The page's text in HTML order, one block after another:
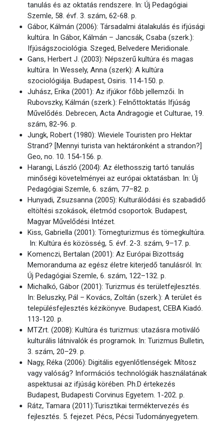
tanulás és az oktatás rendszere. In: Új Pedagógiai
Szemle, 58. évf. 3. szám, 62-68. p.
Gábor, Kálmán (2006): Társadalmi átalakulás és ifjúsági
kultúra. In Gábor, Kálmán – Jancsák, Csaba (szerk.):
Ifjúságszociológia. Szeged, Belvedere Meridionale.
Gans, Herbert J. (2003): Népszerű kultúra és magas
kultúra. In Wessely, Anna (szerk): A kultúra
szociológiája. Budapest, Osiris. 114-150. p.
Juhász, Erika (2001): Az ifjúkor főbb jellemzői. In
Rubovszky, Kálmán (szerk.): Felnőttoktatás Ifjúság
Művelődés. Debrecen, Acta Andragogie et Culturae, 19.
szám, 82-96. p.
Jungk, Robert (1980): Wieviele Touristen pro Hektar
Strand? [Mennyi turista van hektáronként a strandon?]
Geo, no. 10. 154-156. p.
Harangi, László (2004): Az élethosszig tartó tanulás
minőségi követelményei az európai oktatásban. In: Új
Pedagógiai Szemle, 6. szám, 77–82. p.
Hunyadi, Zsuzsanna (2005): Kulturálódási és szabadidő
eltöltési szokások, életmód csoportok. Budapest,
Magyar Művelődési Intézet.
Kiss, Gabriella (2001): Tömegturizmus és tömegkultúra.
In: Kultúra és közösség, 5. évf. 2-3. szám, 9–17. p.
Komenczi, Bertalan (2001): Az Európai Bizottság
Memoranduma az egész életre kiterjedő tanulásról. In:
Új Pedagógiai Szemle, 6. szám, 122–132. p.
Michalkó, Gábor (2001): Turizmus és területfejlesztés.
In: Beluszky, Pál – Kovács, Zoltán (szerk.): A terület és
településfejlesztés kézikönyve. Budapest, CEBA Kiadó.
113-120. p.
MTZrt. (2008): Kultúra és turizmus: utazásra motiváló
kulturális látnivalók és programok. In: Turizmus Bulletin,
3. szám, 20–29. p.
Nagy, Réka (2006): Digitális egyenlőtlenségek: Mítosz
vagy valóság? Információs technológiák használatának
aspektusai az ifjúság körében. Ph.D értekezés
Budapest, Budapesti Corvinus Egyetem. 1-202. p.
Rátz, Tamara (2011):Turisztikai terméktervezés és
fejlesztés. 5. fejezet. Pécs, Pécsi Tudományegyetem.